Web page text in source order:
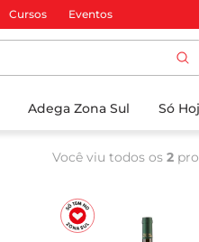
Cursos Eventos
Adega Zona Sul Só
Você viu todos os2